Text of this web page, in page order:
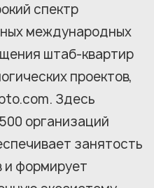
спектр
международных
штаб-квартир
проектов,
Здесь
организаций
занятость
и формирует